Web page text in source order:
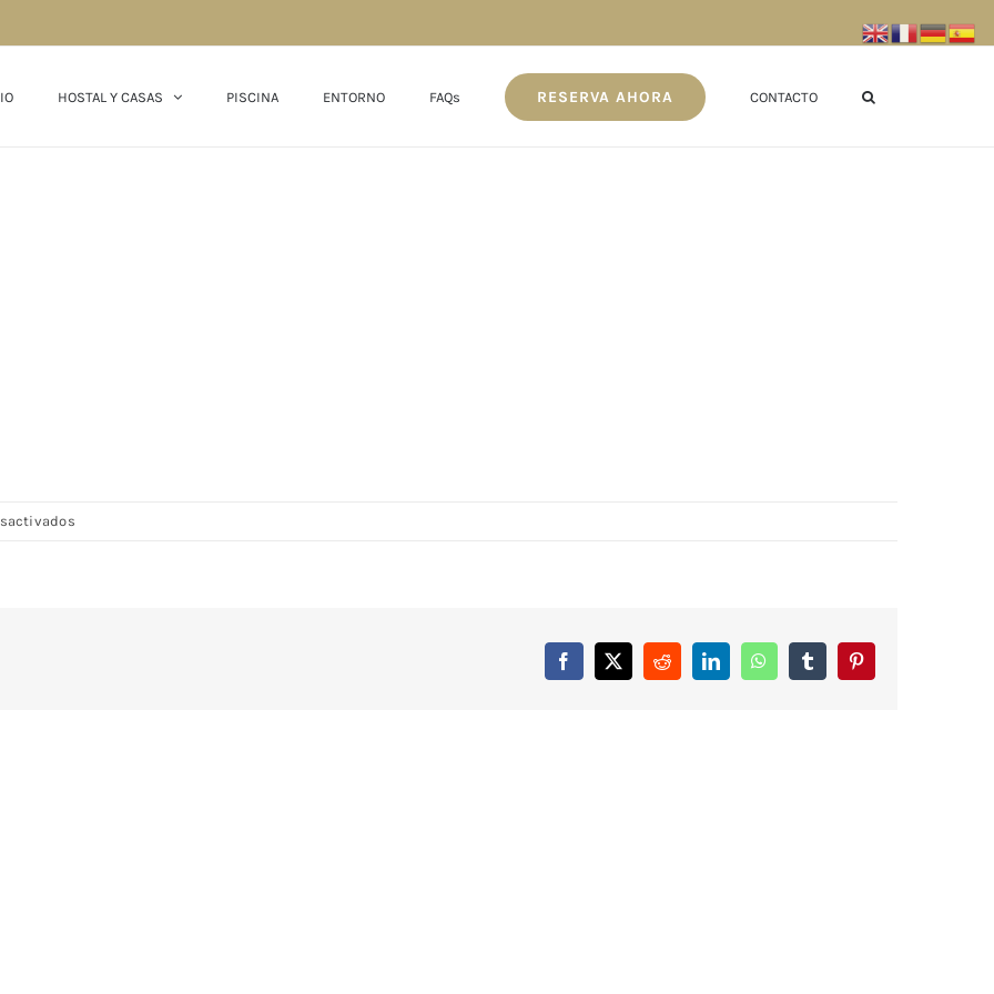
HOSTAL Y CASAS PISCINA ENTORNO FAQs RESERVA AHORA CONTACTO
en
Facebook
X RedditLinkedInWhatsAppTumblrPinterest